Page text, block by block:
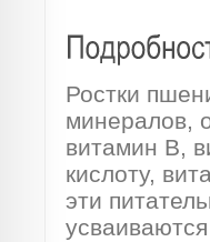
Ростки
минералов,
витамин В,
кислоту,
эти